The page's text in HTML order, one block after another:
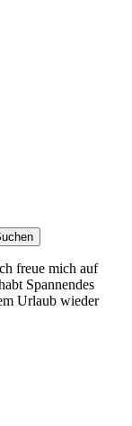
freue mich auf
Spannendes
Urlaub wieder